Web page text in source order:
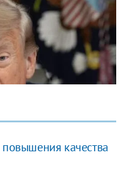
качества